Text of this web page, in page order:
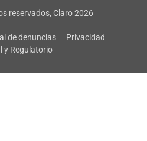
reservados, Claro 2026
de denuncias
Privacidad
y Regulatorio